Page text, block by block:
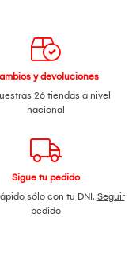
y devoluciones
26 tiendas a nivel
nacional
Sigue tu pedido
sólo con tu DNI. Seguir
pedido